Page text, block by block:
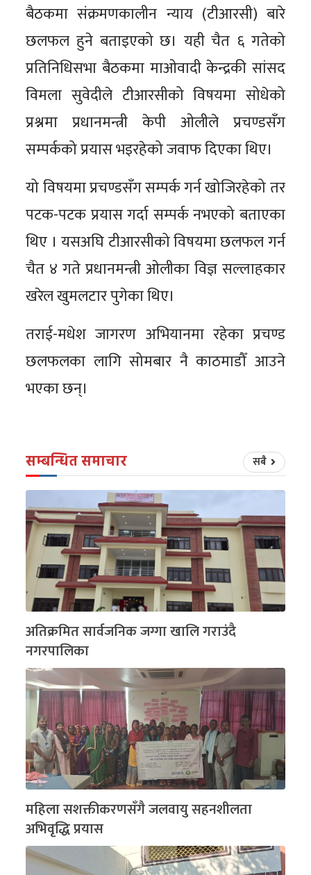
बैठकमा संक्रमणकालीन न्याय (टीआरसी) बारे
छलफल हुने बताइएको छ। यही चैत ६ गतेको
प्रतिनिधिसभा बैठकमा माओवादी केन्द्रकी सांसद
विमला सुवेदीले टीआरसीको विषयमा सोधेको
प्रश्नमा प्रधानमन्त्री केपी ओलीले प्रचण्डसँग
सम्पर्कको प्रयास भइरहेको जवाफ दिएका थिए।
यो विषयमा प्रचण्डसँग सम्पर्क गर्न खोजिरहेको तर
पटक-पटक प्रयास गर्दा सम्पर्क नभएको बताएका
थिए । यसअघि टीआरसीको विषयमा छलफल गर्न
चैत ४ गते प्रधानमन्त्री ओलीका विज्ञ सल्लाहकार
खरेल खुमलटार पुगेका थिए।
तराई-मधेश जागरण अभियानमा रहेका प्रचण्ड
छलफलका लागि सोमबार नै काठमाडौँ आउने
भएका छन्।
सम्बन्धित समाचार सबै
अतिक्रमित सार्वजनिक जग्गा खालि गराउंदै
नगरपालिका
महिला सशक्तीकरणसँगै जलवायु सहनशीलता
अभिवृद्धि प्रयास